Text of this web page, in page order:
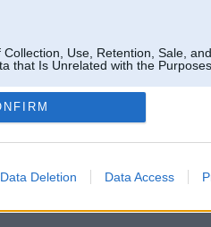
Use, Retention, Sale,
that Is Unrelated with the
Data Deletion Data Access